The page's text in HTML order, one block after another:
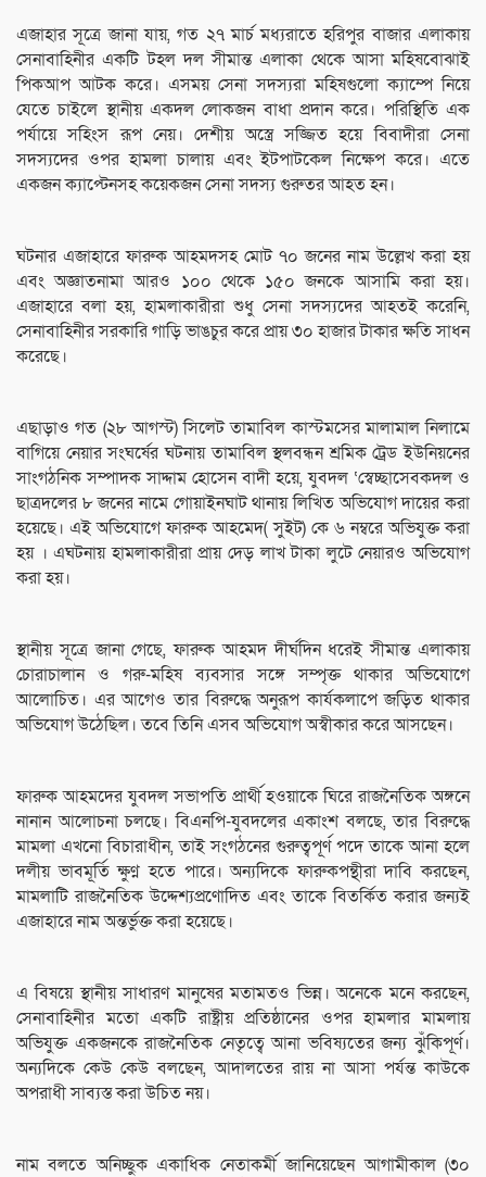
এজাহার সূত্রে জানা যায়, গত ২৭ মার্চ মধ্যরাতে হরিপুর বাজার এলাকায়
সেনাবাহিনীর একটি টহল দল সীমান্ত এলাকা থেকে আসা মহিষবোঝাই
পিকআপ আটক করে। এসময় সেনা সদস্যরা মহিষগুলো ক্যাম্পে নিয়ে
যেতে চাইলে স্থানীয় একদল লোকজন বাধা প্রদান করে। পরিস্থিতি এক
পর্যায়ে সহিংস রূপ নেয়। দেশীয় অস্ত্রে সজ্জিত হয়ে বিবাদীরা সেনা
সদস্যদের ওপর হামলা চালায় এবং ইটপাটকেল নিক্ষেপ করে। এতে
একজন ক্যাপ্টেনসহ কয়েকজন সেনা সদস্য গুরুতর আহত হন।
ঘটনার এজাহারে ফারুক আহমদসহ মোট ৭০ জনের নাম উল্লেখ করা হয়
এবং অজ্ঞাতনামা আরও ১০০ থেকে ১৫০ জনকে আসামি করা হয়।
এজাহারে বলা হয়, হামলাকারীরা শুধু সেনা সদস্যদের আহতই করেনি,
সেনাবাহিনীর সরকারি গাড়ি ভাঙচুর করে প্রায় ৩০ হাজার টাকার ক্ষতি সাধন
করেছে।
এছাড়াও গত (২৮ আগস্ট) সিলেট তামাবিল কাস্টমসের মালামাল নিলামে
বাগিয়ে নেয়ার সংঘর্ষের ঘটনায় তামাবিল স্থলবন্ধন শ্রমিক ট্রেড ইউনিয়নের
সাংগঠনিক সম্পাদক সাদ্দাম হোসেন বাদী হয়ে, যুবদল ‘স্বেচ্ছাসেবকদল ও
ছাত্রদলের ৮ জনের নামে গোয়াইনঘাট থানায় লিখিত অভিযোগ দায়ের করা
হয়েছে। এই অভিযোগে ফারুক আহমেদ( সুইট) কে ৬ নম্বরে অভিযুক্ত করা
হয় । এঘটনায় হামলাকারীরা প্রায় দেড় লাখ টাকা লুটে নেয়ারও অভিযোগ
করা হয়।
স্থানীয় সূত্রে জানা গেছে, ফারুক আহমদ দীর্ঘদিন ধরেই সীমান্ত এলাকায়
চোরাচালান ও গরু-মহিষ ব্যবসার সঙ্গে সম্পৃক্ত থাকার অভিযোগে
আলোচিত। এর আগেও তার বিরুদ্ধে অনুরূপ কার্যকলাপে জড়িত থাকার
অভিযোগ উঠেছিল। তবে তিনি এসব অভিযোগ অস্বীকার করে আসছেন।
ফারুক আহমদের যুবদল সভাপতি প্রার্থী হওয়াকে ঘিরে রাজনৈতিক অঙ্গনে
নানান আলোচনা চলছে। বিএনপি-যুবদলের একাংশ বলছে, তার বিরুদ্ধে
মামলা এখনো বিচারাধীন, তাই সংগঠনের গুরুত্বপূর্ণ পদে তাকে আনা হলে
দলীয় ভাবমূর্তি ক্ষুণ্ণ হতে পারে। অন্যদিকে ফারুকপন্থীরা দাবি করছেন,
মামলাটি রাজনৈতিক উদ্দেশ্যপ্রণোদিত এবং তাকে বিতর্কিত করার জন্যই
এজাহারে নাম অন্তর্ভুক্ত করা হয়েছে।
এ বিষয়ে স্থানীয় সাধারণ মানুষের মতামতও ভিন্ন। অনেকে মনে করছেন,
সেনাবাহিনীর মতো একটি রাষ্ট্রীয় প্রতিষ্ঠানের ওপর হামলার মামলায়
অভিযুক্ত একজনকে রাজনৈতিক নেতৃত্বে আনা ভবিষ্যতের জন্য ঝুঁকিপূর্ণ।
অন্যদিকে কেউ কেউ বলছেন, আদালতের রায় না আসা পর্যন্ত কাউকে
অপরাধী সাব্যস্ত করা উচিত নয়।
নাম বলতে অনিচ্ছুক একাধিক নেতাকর্মী জানিয়েছেন আগামীকাল (৩০